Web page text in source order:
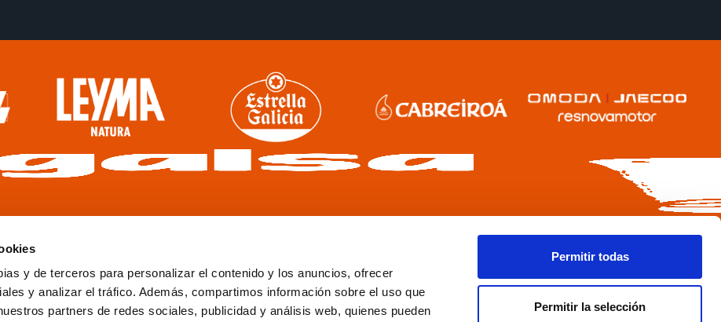
y de terceros para personalizar el contenido y los anuncios, ofrecer
y analizar el tráfico. Además, compartimos información sobre el uso que
partners de redes sociales, publicidad y análisis web, quienes pueden
Permitir todas
Permitir la selección